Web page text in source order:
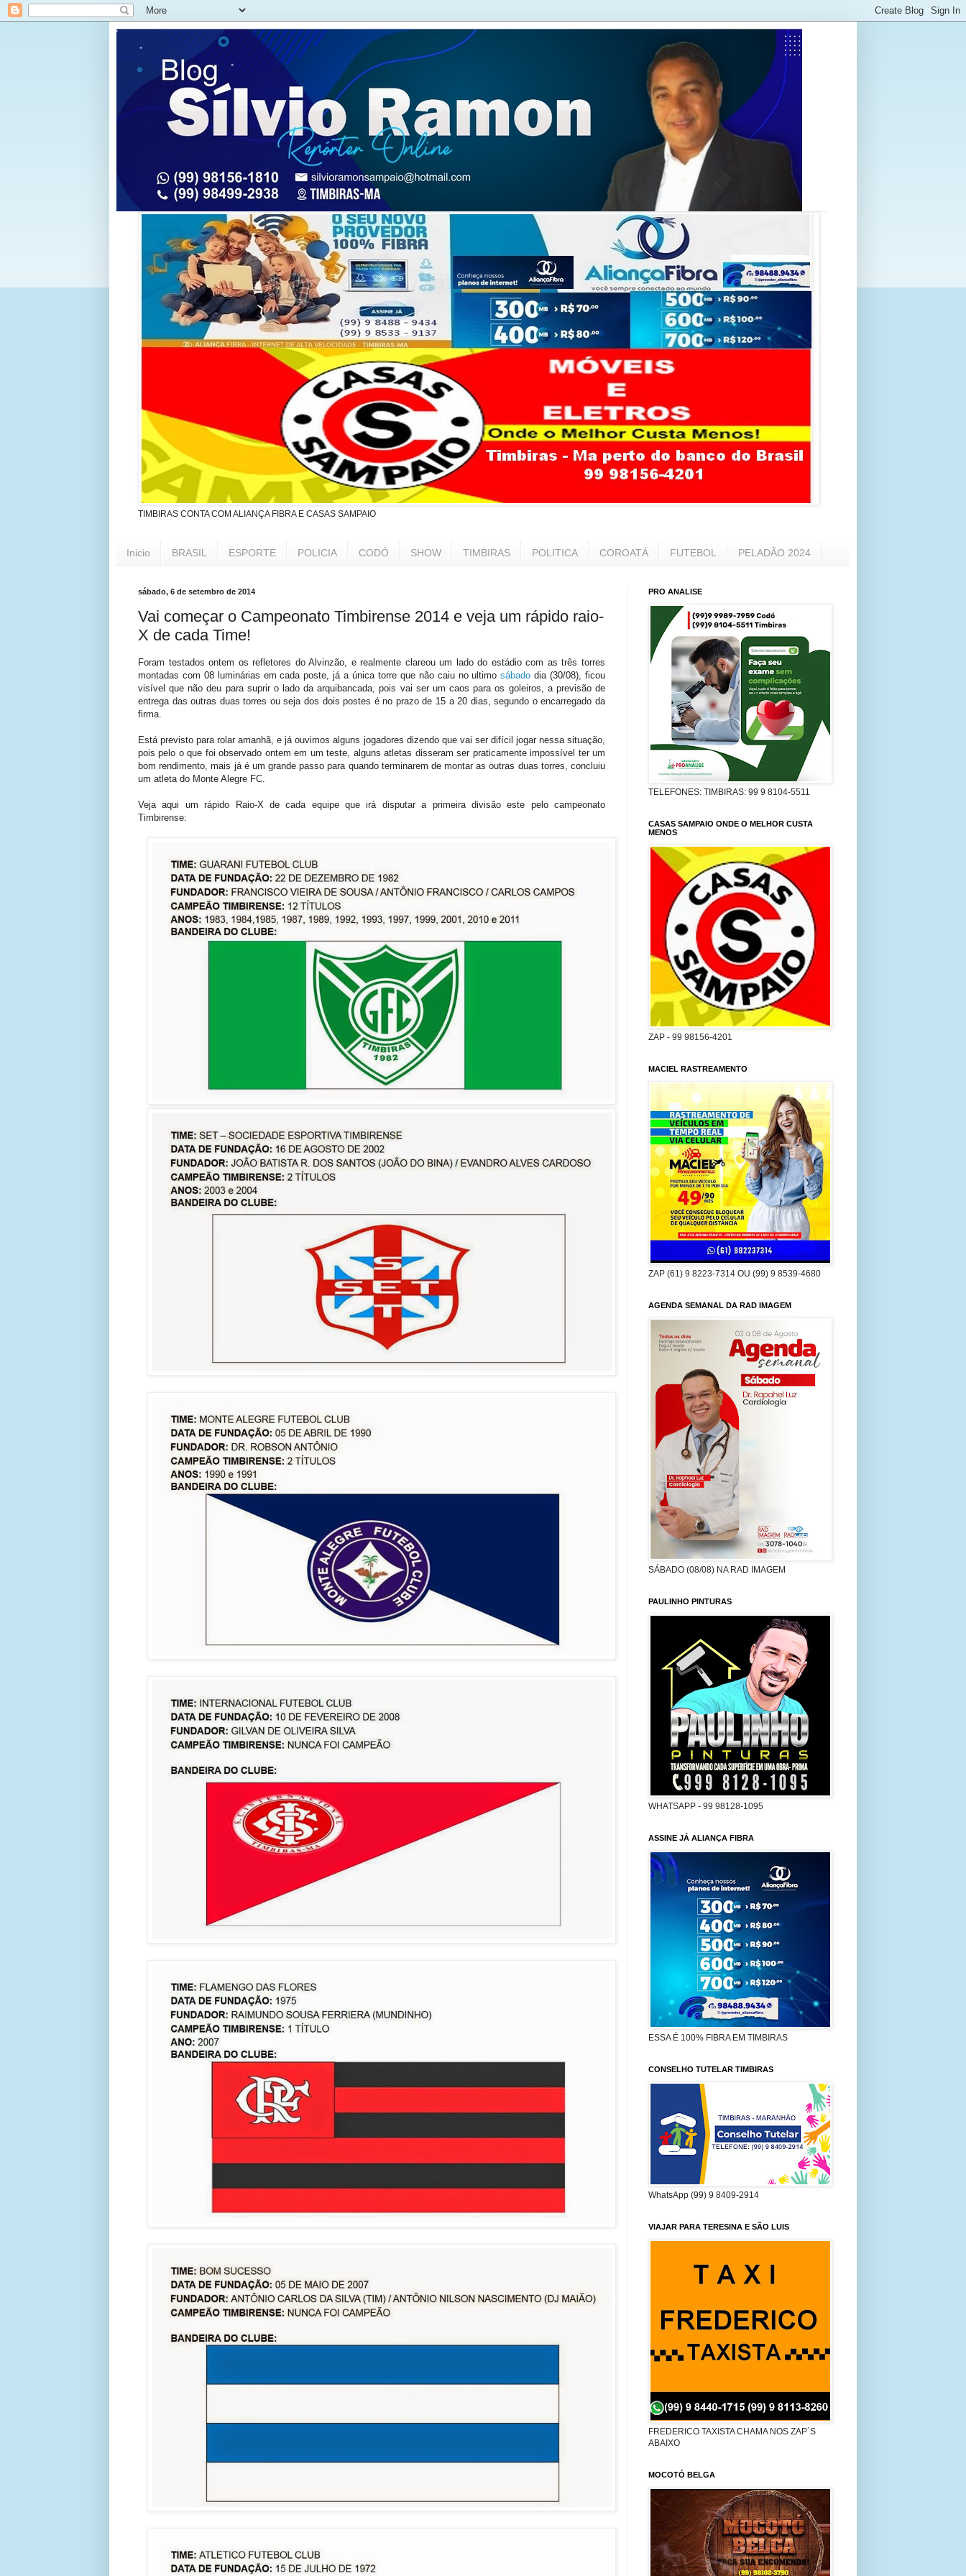
TIMBIRAS CONTA COM ALIANÇA FIBRA E CASAS SAMPAIO
Inicio BRASIL ESPORTE POLICIA CODÓ SHOW TIMBIRAS POLITICA COROATÁ FUTEBOL PELADÃO 2024
sábado, 6 de setembro de 2014
Vai começar o Campeonato Timbirense 2014 e veja um rápido raio-
X de cada Time!
Foram testados ontem os refletores do Alvinzão, e realmente clareou um lado do estádio com as três torres
montadas com 08 luminárias em cada poste, já a única torre que não caiu no ultimosábado dia (30/08), ficou
visível que não deu para suprir o lado da arquibancada, pois vai ser um caos para os goleiros, a previsão de
entrega das outras duas torres ou seja dos dois postes é no prazo de 15 a 20 dias, segundo o encarregado da
firma.
Está previsto para rolar amanhã, e já ouvimos alguns jogadores dizendo que vai ser difícil jogar nessa situação,
pois pelo o que foi observado ontem em um teste, alguns atletas disseram ser praticamente impossível ter um
bom rendimento, mais já é um grande passo para quando terminarem de montar as outras duas torres, concluiu
um atleta do Monte Alegre FC.
Veja aqui um rápido Raio-X de cada equipe que irá disputar a primeira divisão este pelo campeonato
Timbirense:
PRO ANALISE
TELEFONES: TIMBIRAS: 99 9 8104-5511
CASAS SAMPAIO ONDE O MELHOR CUSTA
MENOS
ZAP - 99 98156-4201
MACIEL RASTREAMENTO
ZAP (61) 9 8223-7314 OU (99) 9 8539-4680
AGENDA SEMANAL DA RAD IMAGEM
SÁBADO (08/08) NA RAD IMAGEM
PAULINHO PINTURAS
WHATSAPP - 99 98128-1095
ASSINE JÁ ALIANÇA FIBRA
ESSA É 100% FIBRA EM TIMBIRAS
CONSELHO TUTELAR TIMBIRAS
WhatsApp (99) 9 8409-2914
VIAJAR PARA TERESINA E SÃO LUIS
FREDERICO TAXISTA CHAMA NOS ZAP´S
ABAIXO
MOCOTÓ BELGA